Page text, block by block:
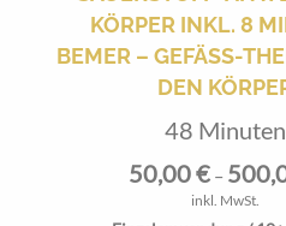
KÖRPER INKL. 8
BEMER – GEFÄSS-
EN KÖRPER
48 Minuten
50,00€–
inkl. MwSt.